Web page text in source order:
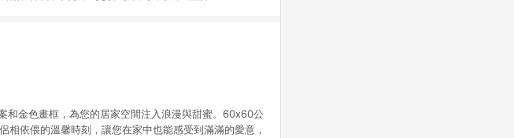
和金色畫框，為您的居家空間注入浪漫與甜蜜。60x60公
依偎的溫馨時刻，讓您在家中也能感受到滿滿的愛意，